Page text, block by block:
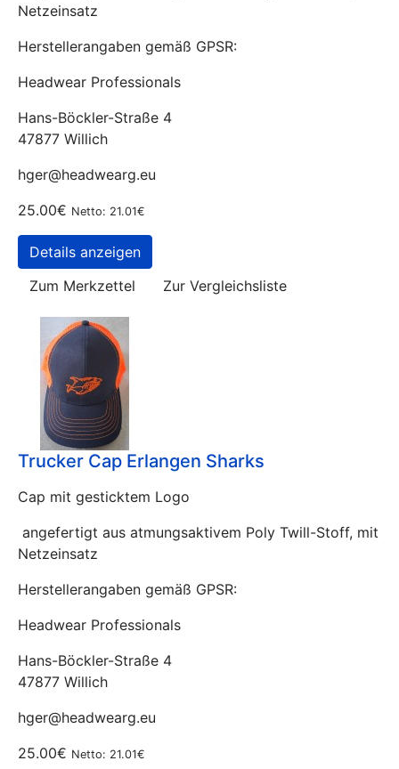
Netzeinsatz
Herstellerangaben gemäß GPSR:
Headwear Professionals
Hans-Böckler-Straße 4
47877 Willich
hger@headwearg.eu
25.00€ Netto: 21.01€
Details anzeigen
Zum Merkzettel
Zur Vergleichsliste
Trucker Cap Erlangen Sharks
Cap mit gesticktem Logo
angefertigt aus atmungsaktivem Poly Twill-Stoff, mit
Netzeinsatz
Herstellerangaben gemäß GPSR:
Headwear Professionals
Hans-Böckler-Straße 4
47877 Willich
hger@headwearg.eu
25.00€ Netto: 21.01€